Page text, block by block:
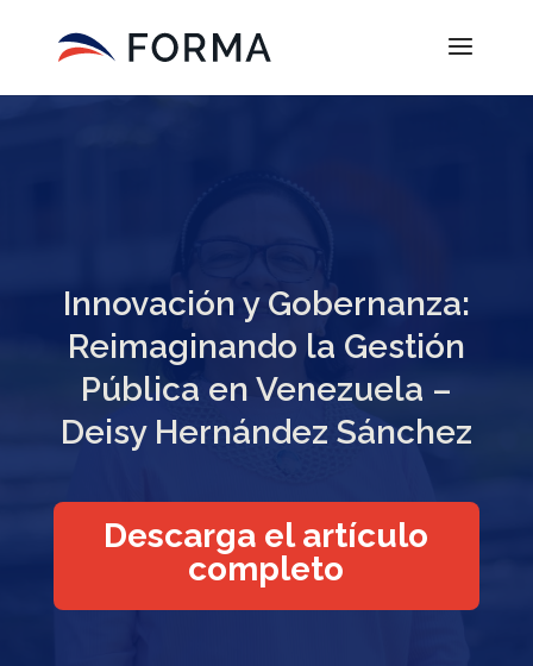
Innovación y Gobernanza:
Reimaginando la Gestión
Pública en Venezuela –
Deisy Hernández Sánchez
Descarga el artículo
completo